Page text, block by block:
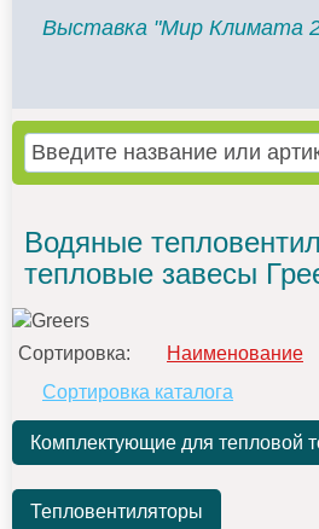
Выставка "Мир Климата
Водяные
тепловые завесы
Сортировка: Наименование
Сортировка каталога
Комплектующие для тепловой
Тепловентиляторы